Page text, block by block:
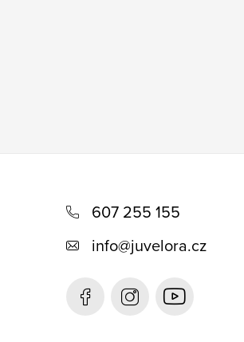
607 255 155
info@juvelora.cz